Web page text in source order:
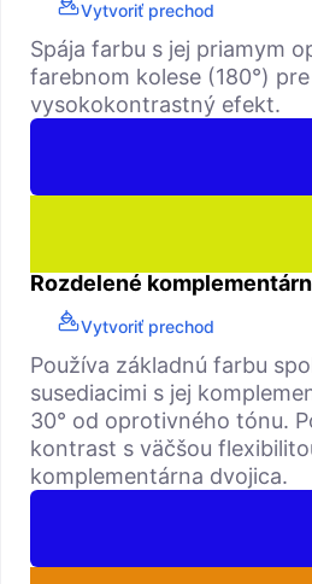
Vytvoriť prechod
Spája farbu s jej priamym
farebnom kolese (180°)
vysokokontrastný efekt.
Rozdelené
Vytvoriť prechod
Používa základnú farbu
susediacimi s jej
30° od oprotivného tónu.
kontrast s väčšou
komplementárna dvojica.